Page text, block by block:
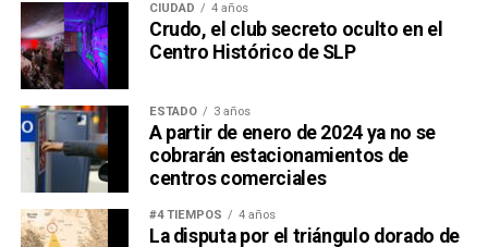
CIUDAD 4 años
Crudo, el club secreto oculto en el
Centro Histórico de SLP
ESTADO 3 años
A partir de enero de 2024 ya no se
cobrarán estacionamientos de
centros comerciales
#4 TIEMPOS 4 años
La disputa por el triángulo dorado de